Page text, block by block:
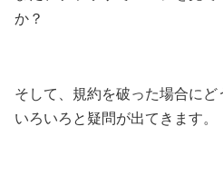
か？
そして、規約を破った場合にど
いろいろと疑問が出てきます。